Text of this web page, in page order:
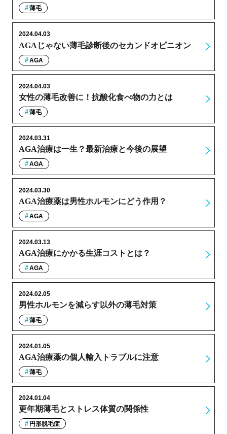
薄毛
AGAじゃない薄毛診断後のセカンドオピニオン
2024.04.03
AGA
女性の薄毛改善に！抗酸化食べ物の力とは
2024.04.03
薄毛
AGA治療は一生？最新治療と今後の展望
2024.03.31
AGA
AGA治療薬は男性ホルモンにどう作用？
2024.03.30
AGA
AGA治療にかかる生涯コストとは？
2024.03.13
AGA
男性ホルモンを減らす以外の薄毛対策
2024.02.05
薄毛
AGA治療薬の個人輸入トラブルに注意
2024.01.05
薄毛
更年期薄毛とストレス体質の関係性
2024.01.04
円形脱毛症